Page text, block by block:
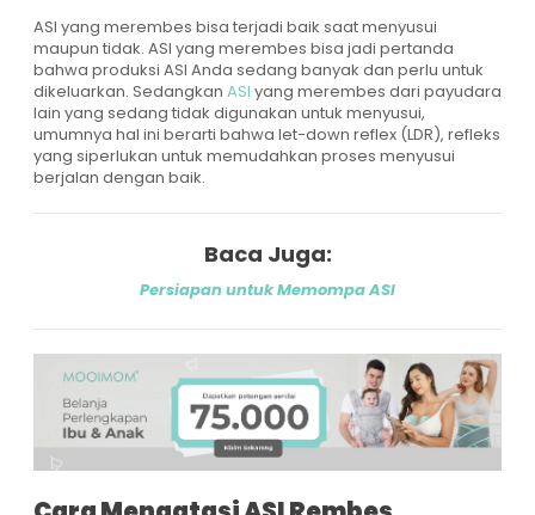
ASI yang merembes bisa terjadi baik saat menyusui
maupun tidak. ASI yang merembes bisa jadi pertanda
bahwa produksi ASI Anda sedang banyak dan perlu untuk
dikeluarkan. Sedangkan ASI yang merembes dari payudara
lain yang sedang tidak digunakan untuk menyusui,
umumnya hal ini berarti bahwa let-down reflex (LDR), refleks
yang siperlukan untuk memudahkan proses menyusui
berjalan dengan baik.
Baca Juga:
Persiapan untuk Memompa ASI